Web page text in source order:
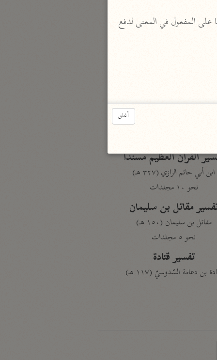
الدر المنثور
القرآن العظيم مسندًا
ابن أبي حاتم الرازي (٣٢٧ هـ)
نحو ١٠ مجلدات
مقاتل بن سليمان
مقاتل بن سليمان (١٥٠ هـ)
نحو ٥ مجلدات
تفسير قتادة
بن دعامة السّدوسيّ (١١٧ هـ)
إذا كان الاسمان يصلح كلّ منهما أن يكون فاعلا ومفعولا به وجب جعل الفاعل في المعنى متقدّما على المفعول في المعنى لدفع
أغلق